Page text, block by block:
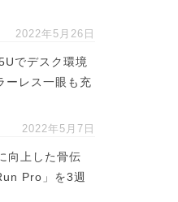
2022年5月26日
でデスク環境
ーレス一眼も充
2022年5月7日
向上した骨伝
Pro」を3週